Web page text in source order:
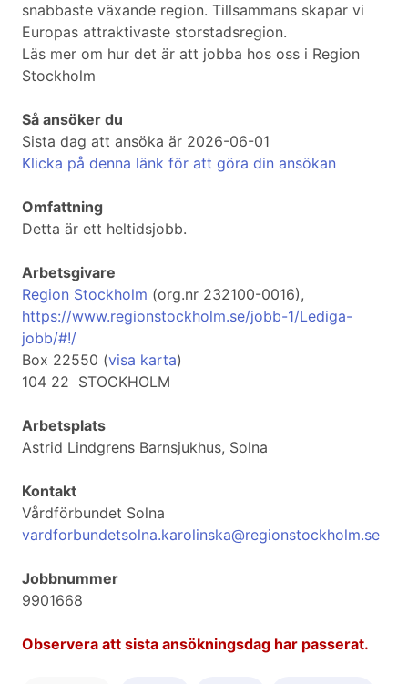
snabbaste växande region. Tillsammans skapar vi
Europas attraktivaste storstadsregion.
Läs mer om hur det är att jobba hos oss i Region
Stockholm
Så ansöker du
Sista dag att ansöka är 2026-06-01
Klicka på denna länk för att göra din ansökan
Omfattning
Detta är ett heltidsjobb.
Arbetsgivare
Region Stockholm (org.nr 232100-0016),
https://www.regionstockholm.se/jobb-1/Lediga-
jobb/#!/
Box 22550 (visa karta)
104 22 STOCKHOLM
Arbetsplats
Astrid Lindgrens Barnsjukhus, Solna
Kontakt
Vårdförbundet Solna
vardforbundetsolna.karolinska@regionstockholm.se
Jobbnummer
9901668
Observera att sista ansökningsdag har passerat.